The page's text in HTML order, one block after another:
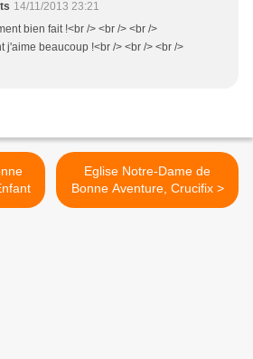
14/11/2013 23:21
bien fait !<br /> <br /> <br />
j'aime beaucoup !<br /> <br /> <br />
Eglise Notre-Dame de
Bonne Aventure, Crucifix >